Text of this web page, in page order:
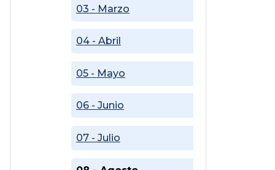
03 - Marzo
04 - Abril
05 - Mayo
06 - Junio
07 - Julio